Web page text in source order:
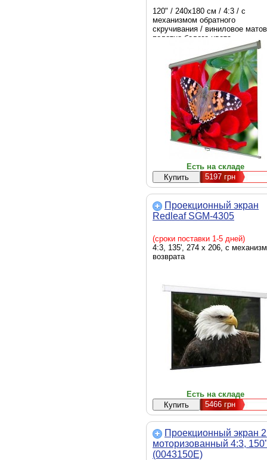
120" / 240х180 см / 4:3 / с
механизмом обратного
скручивания / виниловое
полотно белого цвета
Есть на складе
5197 грн
Проекционный экран
Redleaf SGM-4305
(сроки поставки 1-5 дней)
4:3, 135', 274 x 206, с
возврата
Есть на складе
5466 грн
Проекционный экран
моторизованный 4:3,
(0043150E)